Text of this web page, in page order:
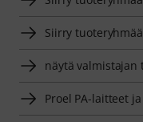
Siirry
näytä valmistajan
Proel PA-laitteet